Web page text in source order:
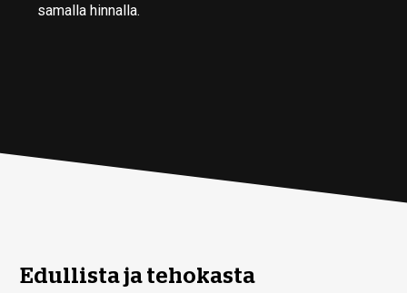
samalla hinnalla.
Edullista ja tehokasta